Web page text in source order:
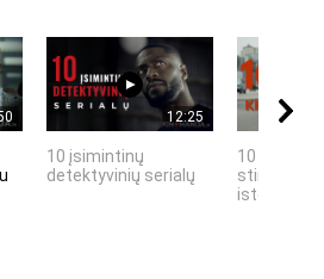
12:25
10 įsimintinų
detektyvinių serialų
10
istorijų